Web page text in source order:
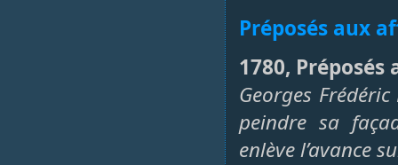
Préposés aux
1780,
Georges
peindre sa
enlève l’avance